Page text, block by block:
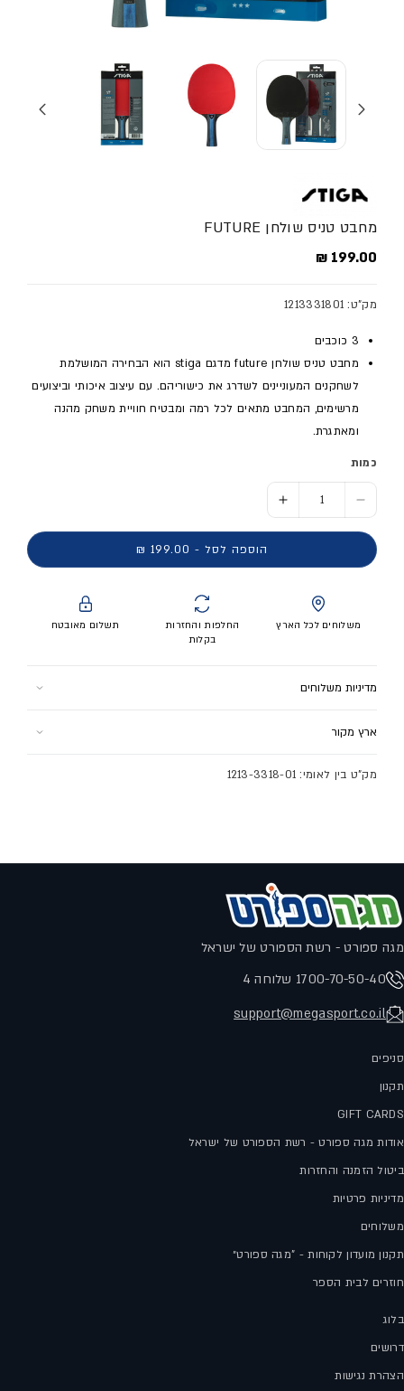
מחבט טניס שולחן FUTURE
מחיר מלא
199.00 ₪
מק"ט: 1213331801
3 כוכבים
מחבט טניס שולחן future מדגם stiga הוא הבחירה המושלמת
לשחקנים המעוניינים לשדרג את כישוריהם. עם עיצוב איכותי וביצועים
מרשימים, המחבט מתאים לכל רמה ומבטיח חוויית משחק מהנה
ומאתגרת.
כמות
הסר כמות ל- מחבט טניס שולחן FUTURE
הוסף כמות ל- מחבט טניס שולחן FUTURE
הוספה לסל - 199.00 ₪
משלוחים לכל הארץ
החלפות והחזרות
בקלות
תשלום מאובטח
מדיניות משלוחים
ארץ מקור
מק"ט בין לאומי: 1213-3318-01
מגה ספורט - רשת הספורט של ישראל
1700-70-50-40 שלוחה 4
support@megasport.co.il
סניפים
תקנון
GIFT CARDS
אודות מגה ספורט - רשת הספורט של ישראל
ביטול הזמנה והחזרות
מדיניות פרטיות
משלוחים
תקנון מועדון לקוחות - "מגה ספורט״
חוזרים לבית הספר
בלוג
דרושים
הצהרת נגישות